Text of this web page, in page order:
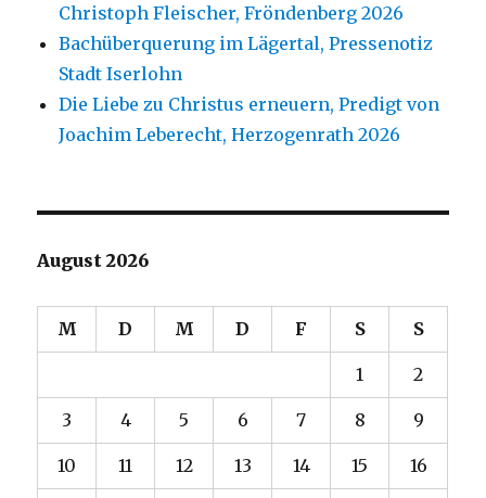
Christoph Fleischer, Fröndenberg 2026
Bachüberquerung im Lägertal, Pressenotiz
Stadt Iserlohn
Die Liebe zu Christus erneuern, Predigt von
Joachim Leberecht, Herzogenrath 2026
August 2026
M D M D F S S
1 2
3 4 5 6 7 8 9
10 11 12 13 14 15 16